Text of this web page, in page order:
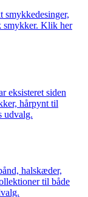
smykkedesinger,
smykker. Klik her
eksisteret siden
hårpynt til
udvalg.
halskæder,
til både